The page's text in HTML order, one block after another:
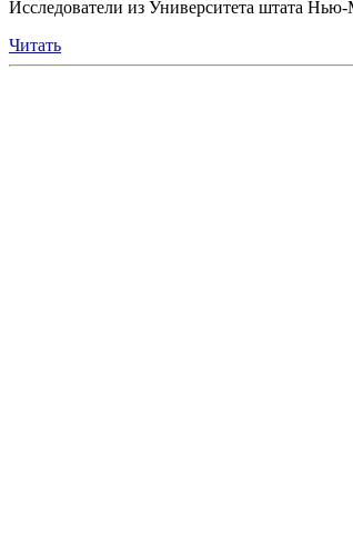
Исследователи из Университета штата
Читать